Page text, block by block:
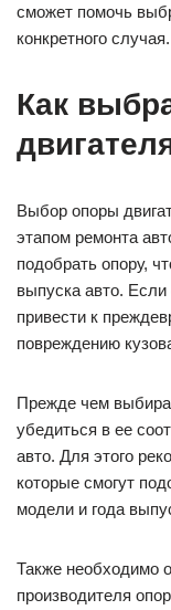
сможет помочь
конкретного случая.
Как
Выбор опоры
этапом ремонта
подобрать опору,
выпуска авто.
привести к
повреждению
Прежде чем
убедиться в ее
авто. Для этого
которые смогут
модели и года
Также необходимо
производителя